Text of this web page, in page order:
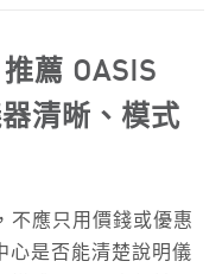
薦 OASIS
清晰、模式
應只用價錢或優惠
心是否能清楚說明儀